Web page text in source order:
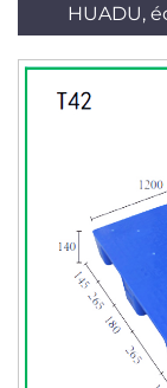
HUADU,
durable,
pour